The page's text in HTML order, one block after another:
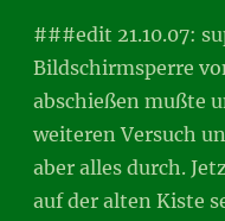
###edit 21.10.07:
Bildschirmsperre
abschießen mußte
weiteren Versuch
aber alles durch.
auf der alten Kiste